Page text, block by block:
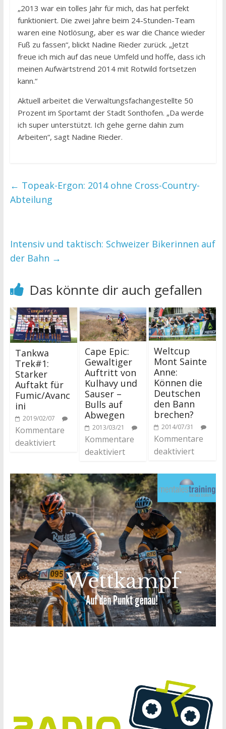
„2013 war ein tolles Jahr für mich, das hat perfekt
funktioniert. Die zwei Jahre beim 24-Stunden-Team
waren eine Notlösung, aber es war die Chance wieder
Fuß zu fassen“, blickt Nadine Rieder zurück. „Jetzt
freue ich mich auf das neue Umfeld und hoffe, dass ich
meinen Aufwärtstrend 2014 mit Rotwild fortsetzen
kann.“
Aktuell arbeitet die Verwaltungsfachangestellte 50
Prozent im Sportamt der Stadt Sonthofen. „Da werde
ich super unterstützt. Ich gehe gerne dahin zum
Arbeiten“, sagt Nadine Rieder.
← Topeak-Ergon: 2014 ohne Cross-Country-
Abteilung
Intensiv und taktisch: Schweizer Bikerinnen auf
der Bahn →
Das könnte dir auch gefallen
Tankwa
Trek#1:
Starker
Auftakt für
Fumic/Avanc
ini
2019/02/07
Kommentare
deaktiviert
Cape Epic:
Gewaltiger
Auftritt von
Kulhavy und
Sauser –
Bulls auf
Abwegen
2013/03/21
Kommentare
deaktiviert
Weltcup
Mont Sainte
Anne:
Können die
Deutschen
den Bann
brechen?
2014/07/31
Kommentare
deaktiviert